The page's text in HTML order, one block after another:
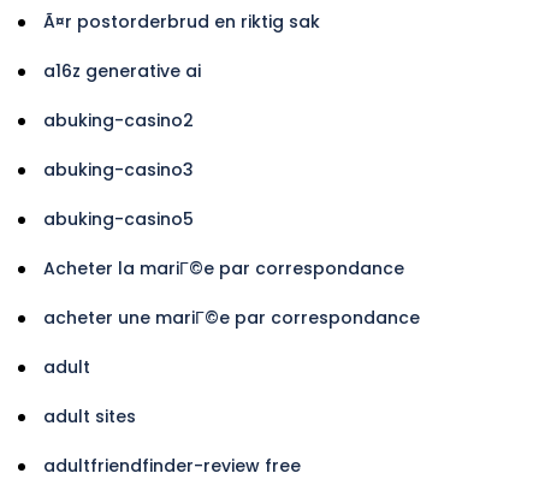
Ã¤r postorderbrud en riktig sak
a16z generative ai
abuking-casino2
abuking-casino3
abuking-casino5
Acheter la mariГ©e par correspondance
acheter une mariГ©e par correspondance
adult
adult sites
adultfriendfinder-review free